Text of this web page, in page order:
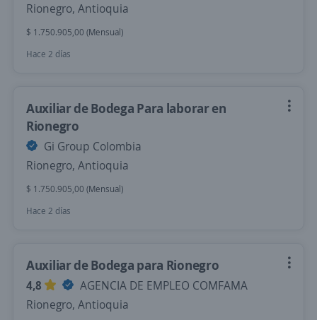
Rionegro, Antioquia
$ 1.750.905,00 (Mensual)
Hace 2 días
Auxiliar de Bodega Para laborar en
Rionegro
Gi Group Colombia
Rionegro, Antioquia
$ 1.750.905,00 (Mensual)
Hace 2 días
Auxiliar de Bodega para Rionegro
4,8
AGENCIA DE EMPLEO COMFAMA
Rionegro, Antioquia